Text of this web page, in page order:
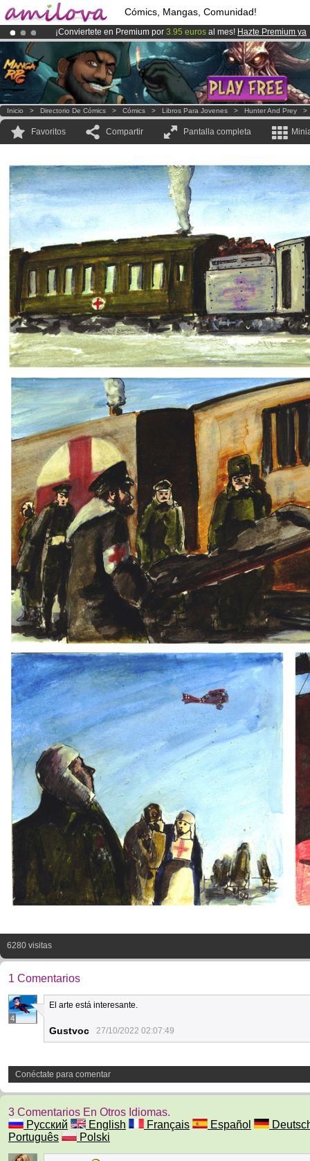
Cómics, Mangas, Comunidad!
¡Conviertete en Premium por 3.95 euros al mes! Hazte Premium ya
¡El Kickstarter Amilova está desormado lanzado!.
¡Ya tenemos 134393miembrosy 1208 Cómics y Mangas!.
Inicio > Directorio De Cómics > Cómics > Libros Para Jovenes > Hunter And Prey
Favoritos Compartir Pantalla completa
6280 visitas
1 Comentarios
4
El arte está interesante.
Gustvoc 27/10/2022 02:07:49
Conéctate para comentar
3 Comentarios En Otros Idiomas.
Русский
English Français Español
Português
Polski